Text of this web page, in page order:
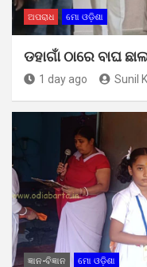
ଅପରାଧ ମୋ ଓଡ଼ିଶା
ଡହାଗାଁ ଠାରେ ବାଘ
1 day ago Sunil
ଜ୍ଞାନ-ବିଜ୍ଞାନ ମୋ ଓଡ଼ିଶା